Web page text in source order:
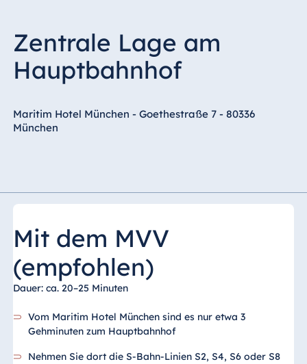
Zentrale Lage am
Hauptbahnhof
Maritim Hotel München - Goethestraße 7 - 80336
München
Mit dem MVV
(empfohlen)
Dauer: ca. 20–25 Minuten
Vom Maritim Hotel München sind es nur etwa 3
Gehminuten zum Hauptbahnhof
Nehmen Sie dort die S-Bahn-Linien S2, S4, S6 oder S8